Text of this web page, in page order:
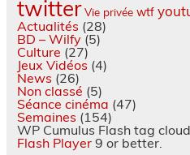
twitter Vie privée wtf
Actualités (28)
BD – Wilfy(5)
Culture (27)
Jeux Vidéos (4)
News (26)
Non classé (5)
Séance cinéma (47)
Semaines (154)
WP Cumulus Flash tag
Flash Player9 or better.